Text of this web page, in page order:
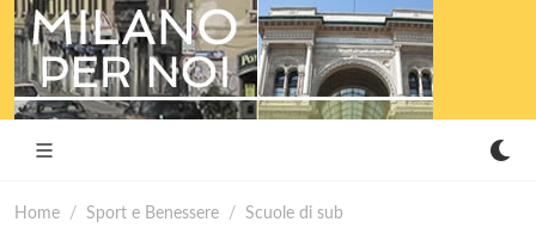
Home Sport e Benessere
Scuole di sub